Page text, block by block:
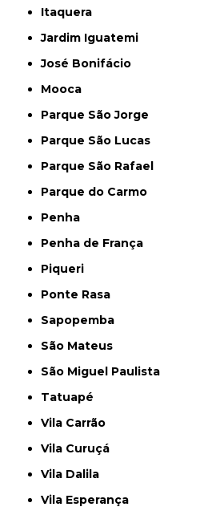
Itaquera
Jardim Iguatemi
José Bonifácio
Mooca
Parque São Jorge
Parque São Lucas
Parque São Rafael
Parque do Carmo
Penha
Penha de França
Piqueri
Ponte Rasa
Sapopemba
São Mateus
São Miguel Paulista
Tatuapé
Vila Carrão
Vila Curuçá
Vila Dalila
Vila Esperança